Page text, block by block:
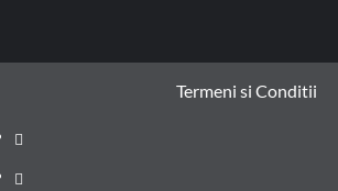
Termeni si Conditii
Prima
pagină
Știri